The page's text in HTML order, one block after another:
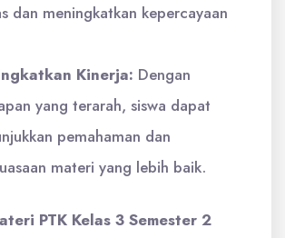
dan meningkatkan kepercayaan
Kinerja: Dengan
yang terarah, siswa dapat
pemahaman dan
materi yang lebih baik.
PTK Kelas 3 Semester 2